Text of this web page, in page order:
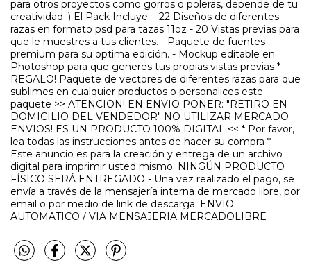
para otros proyectos como gorros o poleras, depende de tu
creatividad :) El Pack Incluye: - 22 Diseños de diferentes
razas en formato psd para tazas 11oz - 20 Vistas previas para
que le muestres a tus clientes. - Paquete de fuentes
premium para su optima edición. - Mockup editable en
Photoshop para que generes tus propias vistas previas *
REGALO! Paquete de vectores de diferentes razas para que
sublimes en cualquier productos o personalices este
paquete >> ATENCION! EN ENVIO PONER: "RETIRO EN
DOMICILIO DEL VENDEDOR" NO UTILIZAR MERCADO
ENVIOS! ES UN PRODUCTO 100% DIGITAL << * Por favor,
lea todas las instrucciones antes de hacer su compra * -
Este anuncio es para la creación y entrega de un archivo
digital para imprimir usted mismo. NINGÚN PRODUCTO
FÍSICO SERÁ ENTREGADO - Una vez realizado el pago, se
envía a través de la mensajería interna de mercado libre, por
email o por medio de link de descarga. ENVIO
AUTOMATICO / VIA MENSAJERIA MERCADOLIBRE